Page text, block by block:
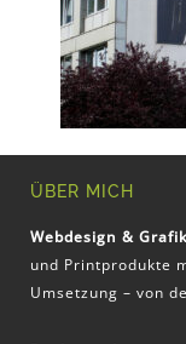
ÜBER MICH
Webdesign &
und Printprodukte
Umsetzung – von